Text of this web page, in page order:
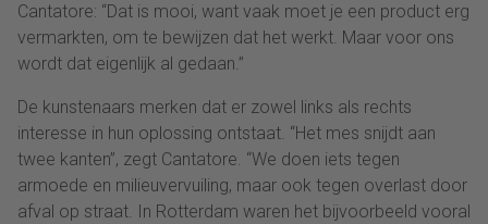
Cantatore: “Dat is mooi, want vaak moet je een product erg
vermarkten, om te bewijzen dat het werkt. Maar voor ons
wordt dat eigenlijk al gedaan.”
De kunstenaars merken dat er zowel links als rechts
interesse in hun oplossing ontstaat. “Het mes snijdt aan
twee kanten”, zegt Cantatore. “We doen iets tegen
armoede en milieuvervuiling, maar ook tegen overlast door
afval op straat. In Rotterdam waren het bijvoorbeeld vooral